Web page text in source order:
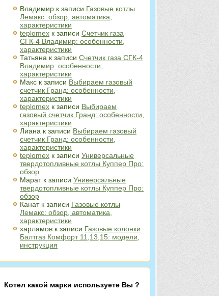
Владимир к записи Газовые котлы
Лемакс: обзор, автоматика,
характеристики
teplomex к записи Счетчик газа
СГК-4 Владимир: особенности,
характеристики
Татьяна к записи Счетчик газа СГК-4
Владимир: особенности,
характеристики
Макс к записи Выбираем газовый
счетчик Гранд: особенности,
характеристики
teplomex к записи Выбираем
газовый счетчик Гранд: особенности,
характеристики
Лиана к записи Выбираем газовый
счетчик Гранд: особенности,
характеристики
teplomex к записи Универсальные
твердотопливные котлы Куппер Про:
обзор
Маратк записи Универсальные
твердотопливные котлы Куппер Про:
обзор
Канатк записи Газовые котлы
Лемакс: обзор, автоматика,
характеристики
харламов к записи Газовые колонки
Балтгаз Комфорт 11,13,15: модели,
инструкция
Котел какой марки используете Вы ?